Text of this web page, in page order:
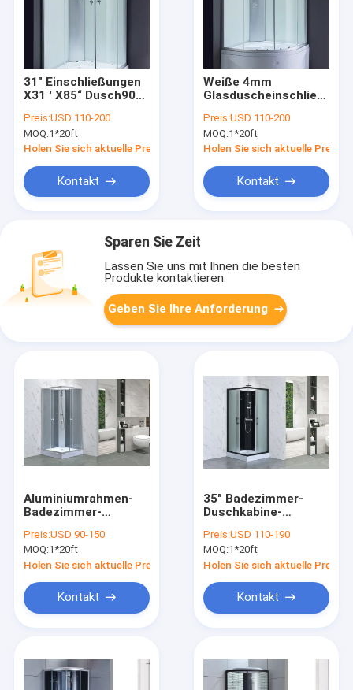
31" Einschließungen
X31 ' X85“ Dusch900
Preis:USD 110-200
MOQ:1*20ft
Holen Sie sich aktuelle Preis
Kontakt
Weiße 4mm
Preis:USD 110-200
MOQ:1*20ft
Holen Sie sich aktuelle Preis
Kontakt
Sparen Sie Zeit
Lassen Sie uns mit Ihnen die besten
Produkte kontaktieren.
Geben Sie Ihre Anforderung
Aluminiumrahmen-
Badezimmer-
800x800x1900mm
Preis:USD 90-150
MOQ:1*20ft
Holen Sie sich aktuelle Preis
Kontakt
35" Badezimmer-
Duschkabine-
X35 ' X75“
Preis:USD 110-190
MOQ:1*20ft
Holen Sie sich aktuelle Preis
Kontakt